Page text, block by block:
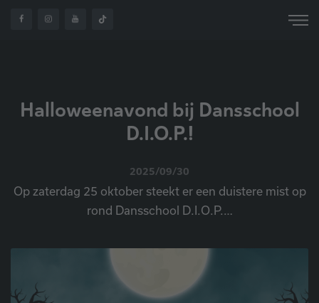
HOME OVER
Halloweenavond bij Dansschool
D.I.O.P.!
2025/09/30
Op zaterdag 25 oktober steekt er een duistere mist op
rond Dansschool D.I.O.P.…